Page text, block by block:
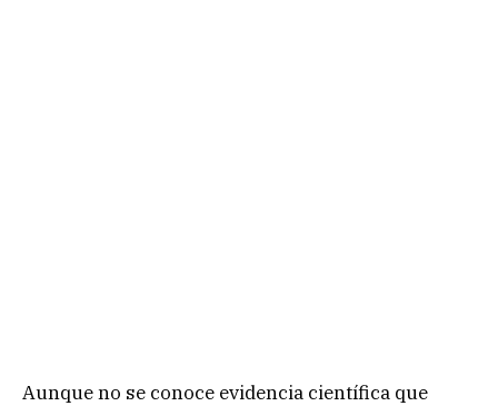
Aunque no se conoce evidencia científica que